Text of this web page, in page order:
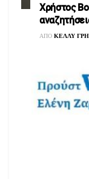
Χρήστος
ΑΠΟ ΚΕΛΛΥ